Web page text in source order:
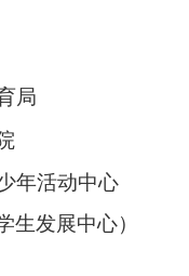
局
年活动中心
生发展中心）